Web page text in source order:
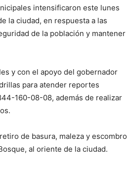
intensificaron este lunes
la ciudad, en respuesta a las
de la población y mantener
y con el apoyo del gobernador
para atender reportes
160-08-08, además de realizar
de basura, maleza y escombro
al oriente de la ciudad.